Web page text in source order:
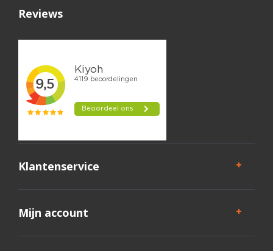
Reviews
Klantenservice
Mijn account